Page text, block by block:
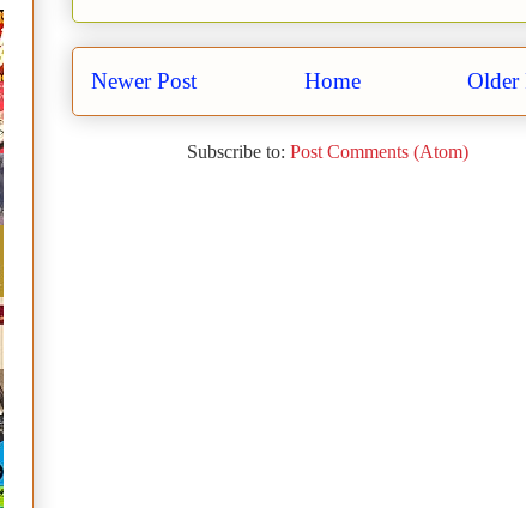
Newer Post Older
Home
Subscribe to: Post Comments (Atom)